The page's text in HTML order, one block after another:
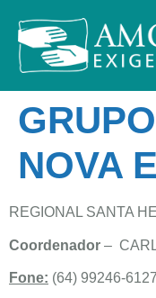
NOVA
REGIONAL SANTA
Coordenador –
Fone: (64) 99246-